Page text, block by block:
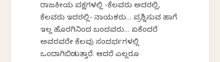
ರಾಜಕೀಯ ಪಕ್ಷಗಳಲ್ಲಿ -ಕೆಲವರು ಅದರಲ್ಲಿ,
ಕೆಲವರು ಇದರಲ್ಲಿ- ನಾಯಕರು… ಪ್ರಶ್ನಿಸುವ ಹಾಗೆ
ಇಲ್ಲ ಹೊರಗಿನಿಂದ ಬಂದವರು… ಏಕೆಂದರೆ
ಅವರವರೇ ಕೆಲವು ಸಂದರ್ಭಗಳಲ್ಲಿ
ಒಂದಾಗಿಬಿಡುತ್ತಾರೆ. ಆದರೆ ಎಲ್ಲರೂ